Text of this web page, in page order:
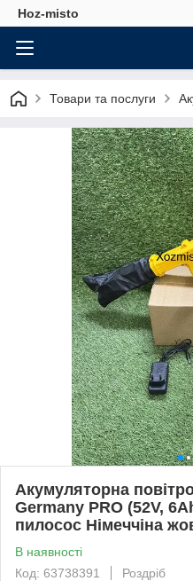
Hoz-misto
Товари та послуги
Акумуляторна
Germany PRO (52V,
пилосос Німеччіна
В наявності
Код: 63738391
Роздріб